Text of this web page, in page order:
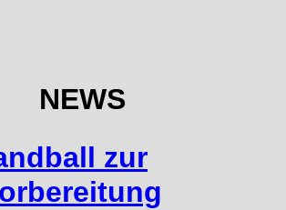
NEWS
zur